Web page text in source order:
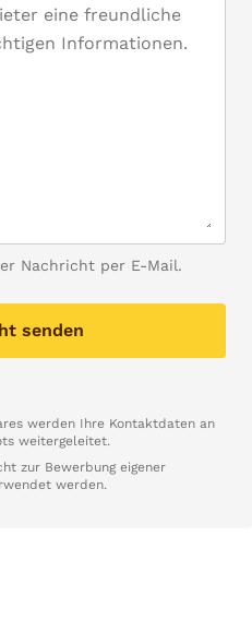
Nachricht per E-Mail.
senden
werden Ihre Kontaktdaten an
weitergeleitet.
zur Bewerbung eigener
werden.